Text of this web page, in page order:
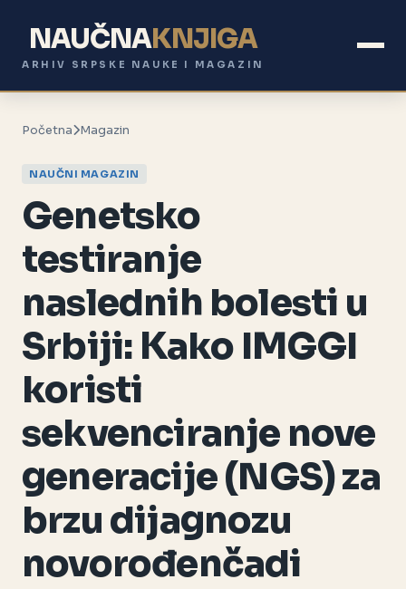
NAUČNAKNJIGA
ARHIV SRPSKE NAUKE I MAGAZIN
Početna Magazin
NAUČNI MAGAZIN
Genetsko
testiranje
naslednih bolesti u
Srbiji: Kako IMGGI
koristi
sekvenciranje nove
generacije (NGS) za
brzu dijagnozu
novorođenčadi